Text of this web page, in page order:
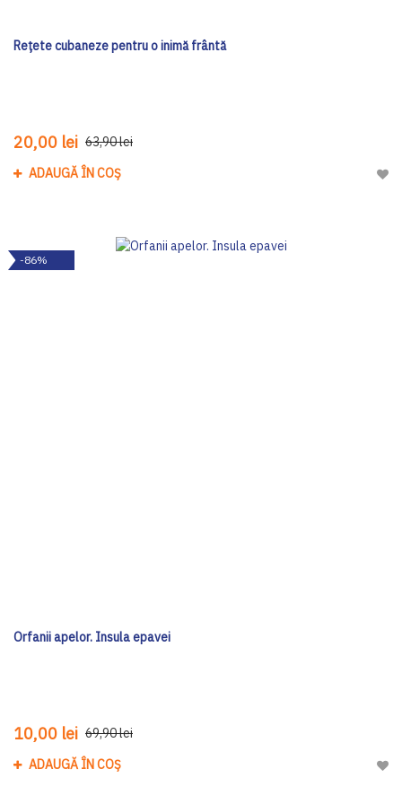
Rețete cubaneze pentru o inimă frântă
20,00 lei 63,90 lei
ADAUGĂ ÎN COȘ
-86%
Orfanii apelor. Insula epavei
10,00 lei 69,90 lei
ADAUGĂ ÎN COȘ